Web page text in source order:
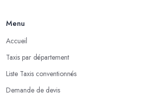
Menu
Accueil
Taxis par département
Liste Taxis conventionnés
Demande de devis